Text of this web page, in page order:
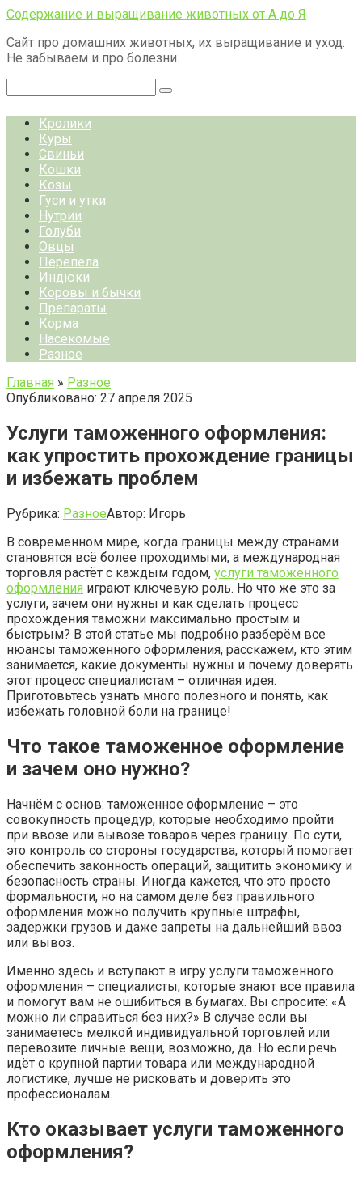
Перейти
контенту
Содержание и выращивание животных от А до Я
Сайт про домашних животных, их выращивание и уход.
Не забываем и про болезни.
Кролики
Куры
Свиньи
Кошки
Козы
Гуси и утки
Нутрии
Голуби
Овцы
Перепела
Индюки
Коровы и бычки
Препараты
Корма
Насекомые
Разное
Главная » Разное
Опубликовано: 27 апреля 2025
Услуги таможенного оформления:
как упростить прохождение границы
и избежать проблем
Рубрика: РазноеАвтор: Игорь
В современном мире, когда границы между странами
становятся всё более проходимыми, а международная
торговля растёт с каждым годом, услуги таможенного
оформления играют ключевую роль. Но что же это за
услуги, зачем они нужны и как сделать процесс
прохождения таможни максимально простым и
быстрым? В этой статье мы подробно разберём все
нюансы таможенного оформления, расскажем, кто этим
занимается, какие документы нужны и почему доверять
этот процесс специалистам – отличная идея.
Приготовьтесь узнать много полезного и понять, как
избежать головной боли на границе!
Что такое таможенное оформление
и зачем оно нужно?
Начнём с основ: таможенное оформление – это
совокупность процедур, которые необходимо пройти
при ввозе или вывозе товаров через границу. По сути,
это контроль со стороны государства, который помогает
обеспечить законность операций, защитить экономику и
безопасность страны. Иногда кажется, что это просто
формальности, но на самом деле без правильного
оформления можно получить крупные штрафы,
задержки грузов и даже запреты на дальнейший ввоз
или вывоз.
Именно здесь и вступают в игру услуги таможенного
оформления – специалисты, которые знают все правила
и помогут вам не ошибиться в бумагах. Вы спросите: «А
можно ли справиться без них?» В случае если вы
занимаетесь мелкой индивидуальной торговлей или
перевозите личные вещи, возможно, да. Но если речь
идёт о крупной партии товара или международной
логистике, лучше не рисковать и доверить это
профессионалам.
Кто оказывает услуги таможенного
оформления?